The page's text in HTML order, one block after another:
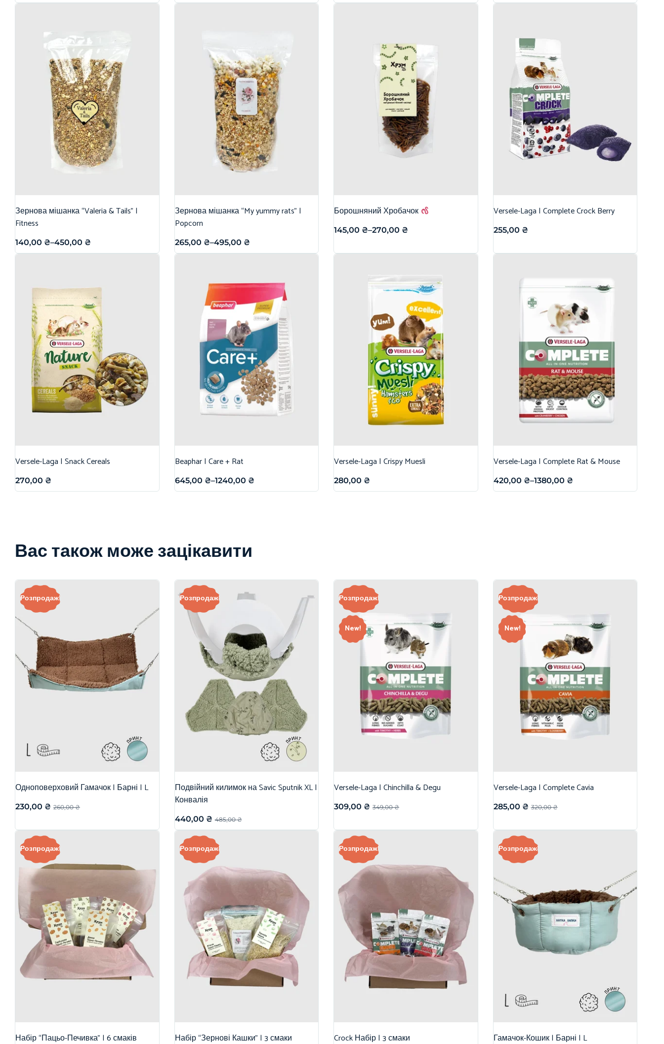
Зернова мішанка “Valeria & Tails” |
Fitness
140,00 ₴–450,00 ₴
Зернова мішанка “My yummy rats” |
Popcorn
265,00 ₴–495,00 ₴
Борошняний Хробачок
145,00 ₴–270,00 ₴
Versele-Laga | Complete Crock Berry
255,00 ₴
Versele-Laga | Snack Cereals
270,00 ₴
Beaphar | Care + Rat
645,00 ₴–1240,00 ₴
Versele-Laga | Crispy Muesli
280,00 ₴
Versele-Laga | Complete Rat & Mouse
420,00 ₴–1380,00 ₴
Вас також може зацікавити
Розпродаж!
Одноповерховий Гамачок | Барні | L
260,00₴
230,00 ₴
Розпродаж!
Подвійний килимок на Savic Sputnik XL |
Конвалія
485,00₴
440,00 ₴
New!
Розпродаж!
Versele-Laga | Chinchilla & Degu
349,00₴
309,00 ₴
New!
Розпродаж!
Versele-Laga | Complete Cavia
320,00₴
285,00 ₴
Розпродаж!
Набір “Пацьо-Печивка” | 6 смаків
Розпродаж!
Набір “Зернові Кашки” | 3 смаки
Розпродаж!
Crock Набір | 3 смаки
Розпродаж!
Гамачок-Кошик | Барні | L